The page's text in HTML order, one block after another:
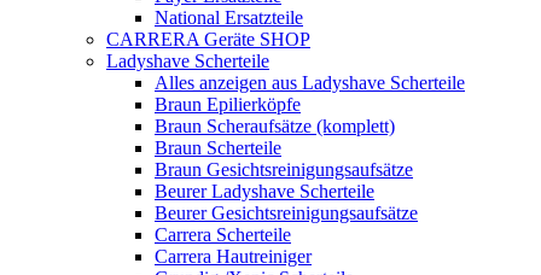
National Ersatzteile
CARRERA Geräte SHOP
Ladyshave Scherteile
Alles anzeigen aus Ladyshave Scherteile
Braun Epilierköpfe
Braun Scheraufsätze (komplett)
Braun Scherteile
Braun Gesichtsreinigungsaufsätze
Beurer Ladyshave Scherteile
Beurer Gesichtsreinigungsaufsätze
Carrera Scherteile
Carrera Hautreiniger